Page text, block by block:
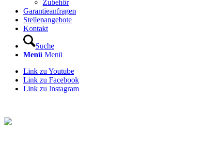
Zubehör
Garantieanfragen
Stellenangebote
Kontakt
Suche
Menü Menü
Link zu Youtube
Link zu Facebook
Link zu Instagram